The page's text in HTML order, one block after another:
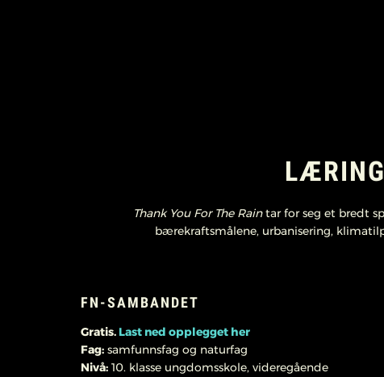
Thank You For The Raintar for seg et bredt
bærekraftsmålene, urbanisering,
FN-SAMBANDET
Gratis. Last ned opplegget her
Fag:samfunnsfag og naturfag
Nivå:10. klasse ungdomsskole, videregående